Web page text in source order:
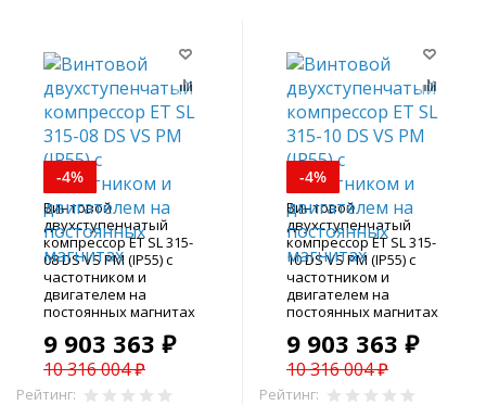
-4%
Винтовой
двухступенчатый
компрессор ET SL 315-
08 DS VS PM (IP55) с
частотником и
двигателем на
постоянных магнитах
9 903 363 ₽
10 316 004 ₽
Рейтинг:
-4%
Винтовой
двухступенчатый
компрессор ET SL 315-
10 DS VS PM (IP55) с
частотником и
двигателем на
постоянных магнитах
9 903 363 ₽
10 316 004 ₽
Рейтинг: